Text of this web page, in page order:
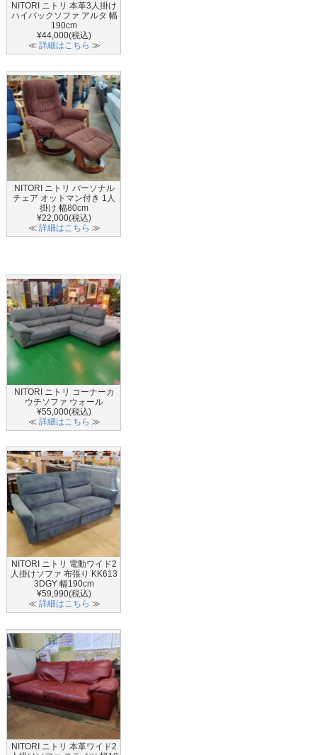
NITORI ニトリ 本革3人掛け
ハイバックソファ アルタ 幅
190cm
¥44,000(税込)
≪ 詳細はこちら ≫
NITORI ニトリ パーソナル
チェア オットマン付き 1人
掛け 幅80cm
¥22,000(税込)
≪ 詳細はこちら ≫
NITORI ニトリ コーナーカ
ウチソファ ウォール
¥55,000(税込)
≪ 詳細はこちら ≫
NITORI ニトリ 電動ワイド2
人掛けソファ 布張り KK613
3DGY 幅190cm
¥59,990(税込)
≪ 詳細はこちら ≫
NITORI ニトリ 本革ワイド2